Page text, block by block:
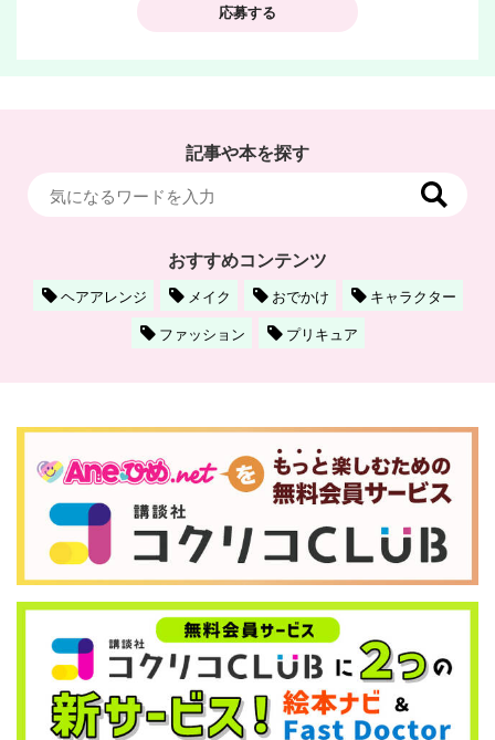
応募する
記事や本を探す
おすすめコンテンツ
ヘアアレンジ メイク おでかけ
キャラクター
ファッション
プリキュア